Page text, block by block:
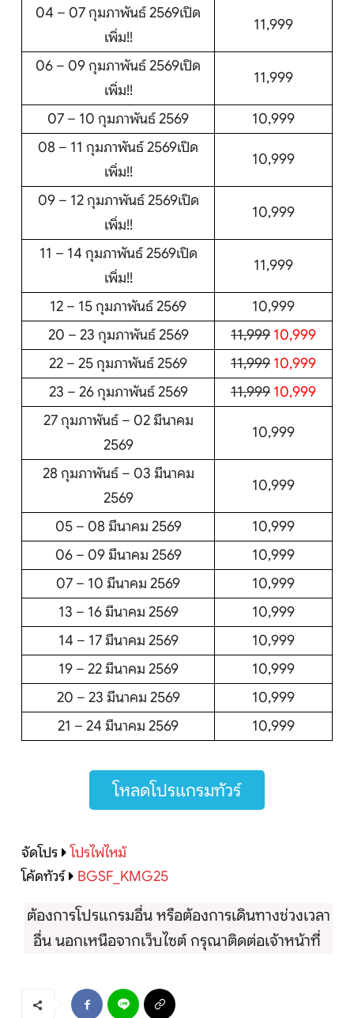
04 – 07 กุมภาพันธ์ 2569เปิด
เพิ่ม!!
11,999
06 – 09 กุมภาพันธ์ 2569เปิด
เพิ่ม!!
11,999
07 – 10 กุมภาพันธ์ 2569
10,999
08 – 11 กุมภาพันธ์ 2569เปิด
เพิ่ม!!
10,999
09 – 12 กุมภาพันธ์ 2569เปิด
เพิ่ม!!
10,999
11 – 14 กุมภาพันธ์ 2569เปิด
เพิ่ม!!
11,999
12 – 15 กุมภาพันธ์ 2569
10,999
20 – 23 กุมภาพันธ์ 2569
11,999 10,999
22 – 25 กุมภาพันธ์ 2569
11,999 10,999
23 – 26 กุมภาพันธ์ 2569
11,999 10,999
27 กุมภาพันธ์ – 02 มีนาคม
2569
10,999
28 กุมภาพันธ์ – 03 มีนาคม
2569
10,999
05 – 08 มีนาคม 2569
10,999
06 – 09 มีนาคม 2569
10,999
07 – 10 มีนาคม 2569
10,999
13 – 16 มีนาคม 2569
10,999
14 – 17 มีนาคม 2569
10,999
19 – 22 มีนาคม 2569
10,999
20 – 23 มีนาคม 2569
10,999
21 – 24 มีนาคม 2569
10,999
โหลดโปรแกรมทัวร์
จัดโปร
โปรไฟไหม้
โค้ดทัวร์
BGSF_KMG25
ต้องการโปรแกรมอื่น หรือต้องการเดินทางช่วงเวลา
อื่น นอกเหนือจากเว็บไซต์ กรุณาติดต่อเจ้าหน้าที่